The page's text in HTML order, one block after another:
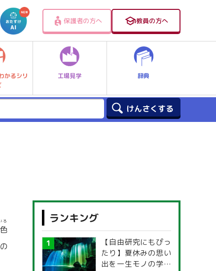
保護者の方へ 教員の方へ
かるシリ
工場見学 辞典
ろ ランキング
【自由研究にもぴっ
たり】夏休みの思い
出を一生モノの学び